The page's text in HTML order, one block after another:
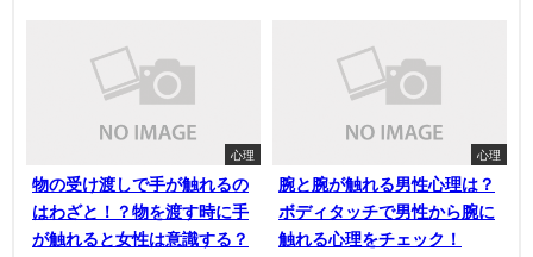
心理
物の受け渡しで手が触れるの
はわざと！？物を渡す時に手
が触れると女性は意識する？
心理
腕と腕が触れる男性心理は？
ボディタッチで男性から腕に
触れる心理をチェック！